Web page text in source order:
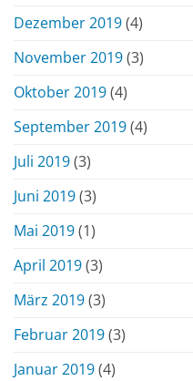
Dezember 2019(4)
November 2019(3)
Oktober 2019(4)
September 2019(4)
Juli 2019(3)
Juni 2019(3)
Mai 2019(1)
April 2019(3)
März 2019(3)
Februar 2019(3)
Januar 2019(4)